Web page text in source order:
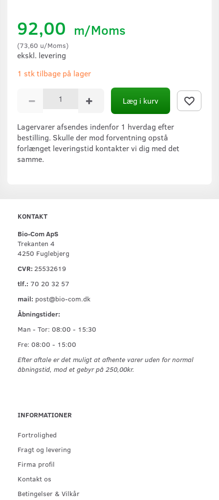
92,00 m/Moms
(73,60 u/Moms)
ekskl. levering
1 stk tilbage på lager
Læg i kurv
Lagervarer afsendes indenfor 1 hverdag efter
bestilling. Skulle der mod forventning opstå
forlænget leveringstid kontakter vi dig med det
samme.
KONTAKT
Bio-Com ApS
Trekanten 4
4250 Fuglebjerg
CVR: 25532619
tlf.: 70 20 32 57
mail: post@bio-com.dk
Åbningstider:
Man - Tor: 08:00 - 15:30
Fre: 08:00 - 15:00
Efter aftale er det muligt at afhente varer uden for normal
åbningstid, mod et gebyr på 250,00kr.
INFORMATIONER
Fortrolighed
Fragt og levering
Firma profil
Kontakt os
Betingelser & Vilkår